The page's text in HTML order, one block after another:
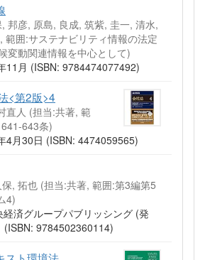
邦彦, 原島, 良成, 筑紫, 圭一, 清水,
範囲:サステナビリティ情報の法定
変動関連情報を中心として)
11月 (ISBN: 9784474077492)
<第2版>4
直人 (担当:共著, 範
643条)
4月30日 (ISBN: 4474059565)
, 拓也 (担当:共著, 範囲:第3編第5
4)
済グループパブリッシング (発
(ISBN: 9784502360114)